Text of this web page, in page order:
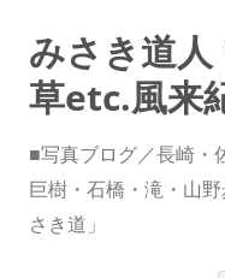
みさき道
草etc.風来
■写真ブログ／長崎・
巨樹・石橋・滝・山
さき道」